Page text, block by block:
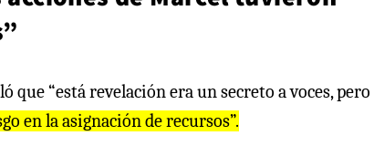
que “está revelación era un secreto a voces, pero
en la asignación de recursos”.